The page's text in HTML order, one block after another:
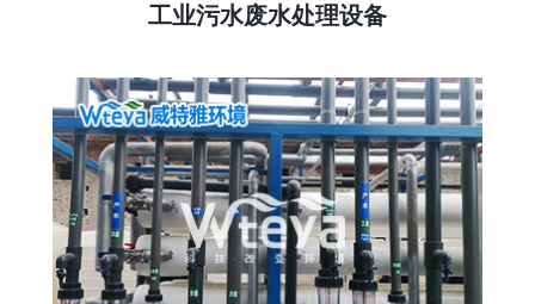
工业污水废水处理设备